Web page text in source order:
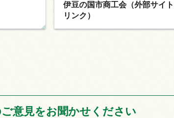
伊豆の国市商工会（外部サイ
リンク）
意見をお聞かせください